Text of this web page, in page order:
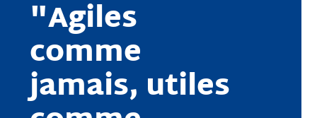
"Agiles
comme
jamais, utiles